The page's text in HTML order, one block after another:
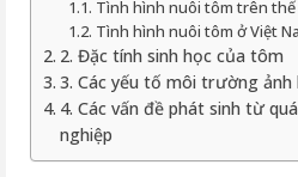
Tình hình nuôi tôm trên thế
Tình hình nuôi tôm ở Việt
2. Đặc tính sinh học của tôm
3. Các yếu tố môi trường
4. Các vấn đề phát sinh từ
nghiệp